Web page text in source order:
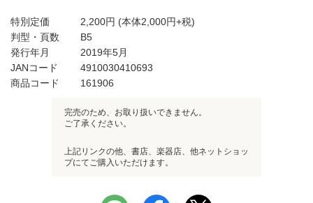
特別定価 2,200円 (本体2,000円+税)
判型・頁数
B5
発行年月
2019年5月
JANコード
4910030410693
商品コード
161906
完売のため、お取り扱いできません。
ご了承ください。
上記リンクの他、書店、楽器店、他ネットショッ
プにてご購入いただけます。